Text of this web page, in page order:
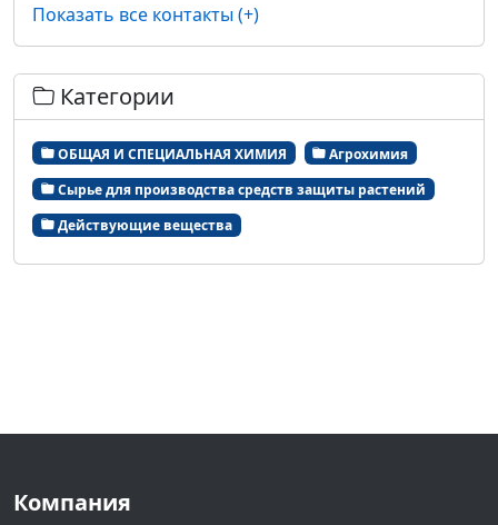
Показать все контакты (+)
Категории
ОБЩАЯ И СПЕЦИАЛЬНАЯ ХИМИЯ
Агрохимия
Сырье для производства средств защиты растений
Действующие вещества
Компания